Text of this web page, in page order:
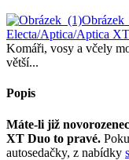
Electa/Aptica/Aptica XT
Komáři, vosy a včely
větší...
Popis
Máte-li již
XT Duo to pravé.
autosedačky, z nabídky